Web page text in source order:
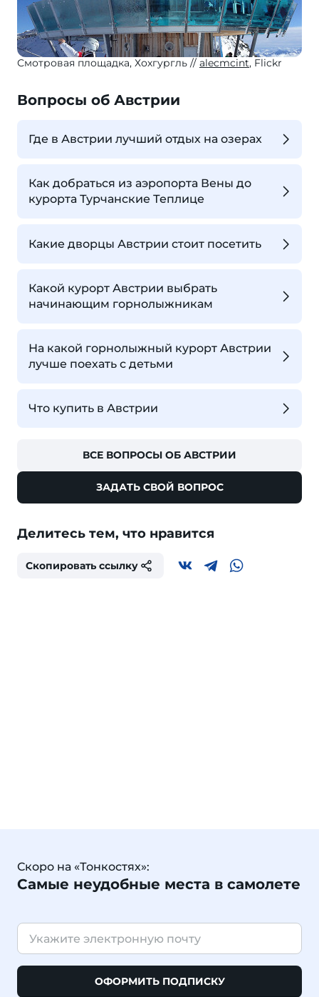
Смотровая площадка, Хохгургль alecmcint, Flickr
Вопросы об Австрии
Где в Австрии лучший отдых на озерах
Как добраться из аэропорта Вены до
курорта Турчанские Теплице
Какие дворцы Австрии стоит посетить
Какой курорт Австрии выбрать
начинающим горнолыжникам
На какой горнолыжный курорт Австрии
лучше поехать с детьми
Что купить в Австрии
ВСЕ ВОПРОСЫ ОБ АВСТРИИ
ЗАДАТЬ СВОЙ ВОПРОС
Делитесь тем, что нравится
Скопировать ссылку
Скоро на «Тонкостях»:
Самые неудобные места в самолете
ОФОРМИТЬ ПОДПИСКУ